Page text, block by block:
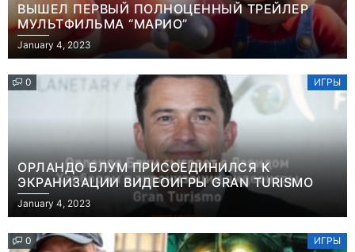
ВЫШЕЛ ПЕРВЫЙ ПОЛНОЦЕННЫЙ ТРЕЙЛЕР
МУЛЬТФИЛЬМА “МАРИО”
January 4, 2023
0 ИГРЫ
ОРЛАНДО БЛУМ ПРИСОЕДИНИЛСЯ К
ЭКРАНИЗАЦИИ ВИДЕОИГРЫ GRAN TURISMO
January 4, 2023
0 ИГРЫ